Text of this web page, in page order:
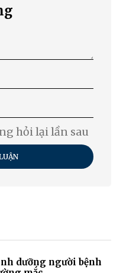
hỏi lại lần sau
dưỡng người bệnh